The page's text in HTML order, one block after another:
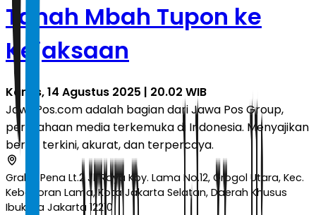
Tanah Mbah Tupon ke
Kejaksaan
Kamis, 14 Agustus 2025 | 20.02 WIB
JawaPos.com adalah bagian dari Jawa Pos Group,
perusahaan media terkemuka di Indonesia. Menyajikan
berita terkini, akurat, dan terpercaya.
Graha Pena Lt.2 Jl. Raya Kby. Lama No.12, Grogol Utara, Kec.
Kebayoran Lama, Kota Jakarta Selatan, Daerah Khusus
Ibukota Jakarta 12210